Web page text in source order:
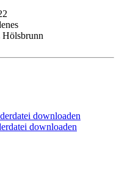
downloaden
downloaden